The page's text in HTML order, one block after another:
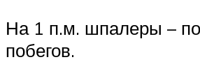
На 1 п.м. шпалеры –
побегов.